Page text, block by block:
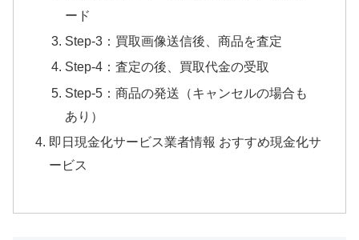
ード
Step-3：買取画像送信後、商品を査定
Step-4：査定の後、買取代金の受取
Step-5：商品の発送（キャンセルの場合も
あり）
即日現金化サービス業者情報 おすすめ現金化サ
ービス